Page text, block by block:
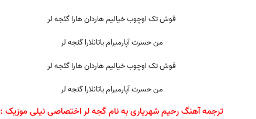
قوش تک اوچوب خیالیم هاردان هارا گئجه لر
من حسرت آپارمیرام یاتانلارا گئجه لر
قوش تک اوچوب خیالیم هاردان هارا گئجه لر
من حسرت آپارمیرام یاتانلارا گئجه لر
ترجمه آهنگ رحیم شهریاری به نام گجه لر اختصاصی نیلی موزیک :